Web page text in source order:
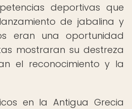
deportivas que
de jabalina y
eran una oportunidad
mostraran su destreza
el reconocimiento y la
en la Antigua Grecia